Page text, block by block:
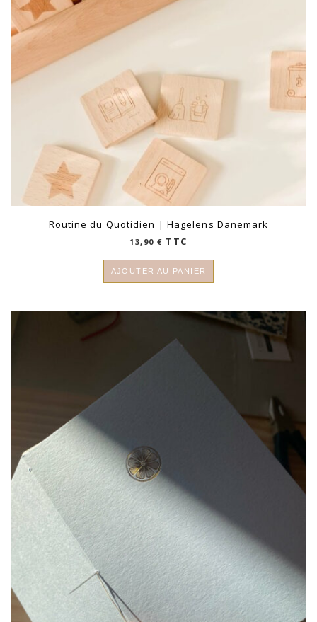
Routine du Quotidien | Hagelens Danemark
13,90€ TTC
AJOUTER AU PANIER